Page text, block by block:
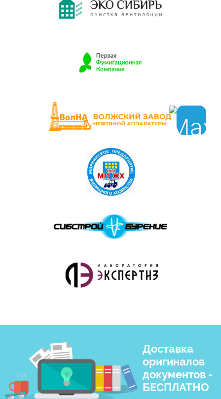
Доставка
оригиналов
документов -
БЕСПЛАТНО